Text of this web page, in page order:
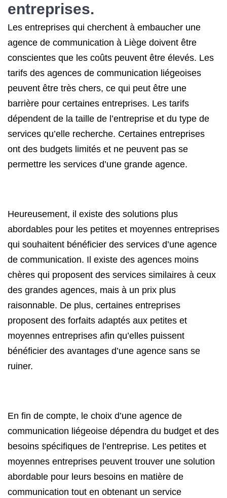
entreprises.
Les entreprises qui cherchent à embaucher une
agence de communication à Liège doivent être
conscientes que les coûts peuvent être élevés. Les
tarifs des agences de communication liégeoises
peuvent être très chers, ce qui peut être une
barrière pour certaines entreprises. Les tarifs
dépendent de la taille de l’entreprise et du type de
services qu’elle recherche. Certaines entreprises
ont des budgets limités et ne peuvent pas se
permettre les services d’une grande agence.
Heureusement, il existe des solutions plus
abordables pour les petites et moyennes entreprises
qui souhaitent bénéficier des services d’une agence
de communication. Il existe des agences moins
chères qui proposent des services similaires à ceux
des grandes agences, mais à un prix plus
raisonnable. De plus, certaines entreprises
proposent des forfaits adaptés aux petites et
moyennes entreprises afin qu’elles puissent
bénéficier des avantages d’une agence sans se
ruiner.
En fin de compte, le choix d’une agence de
communication liégeoise dépendra du budget et des
besoins spécifiques de l’entreprise. Les petites et
moyennes entreprises peuvent trouver une solution
abordable pour leurs besoins en matière de
communication tout en obtenant un service